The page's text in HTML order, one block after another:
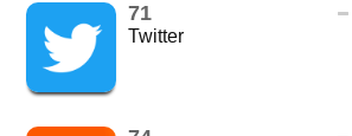
71
Twitter